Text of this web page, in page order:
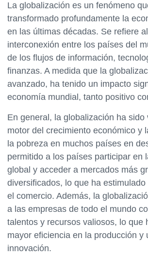
La globalización es un fenómeno
transformado profundamente la
en las últimas décadas. Se refiere
interconexión entre los países del
de los flujos de información,
finanzas. A medida que la
avanzado, ha tenido un impacto
economía mundial, tanto positivo
En general, la globalización ha sido
motor del crecimiento económico y
la pobreza en muchos países en
permitido a los países participar en
global y acceder a mercados más
diversificados, lo que ha
el comercio. Además, la
a las empresas de todo el mundo
talentos y recursos valiosos, lo que
mayor eficiencia en la producción y
innovación.